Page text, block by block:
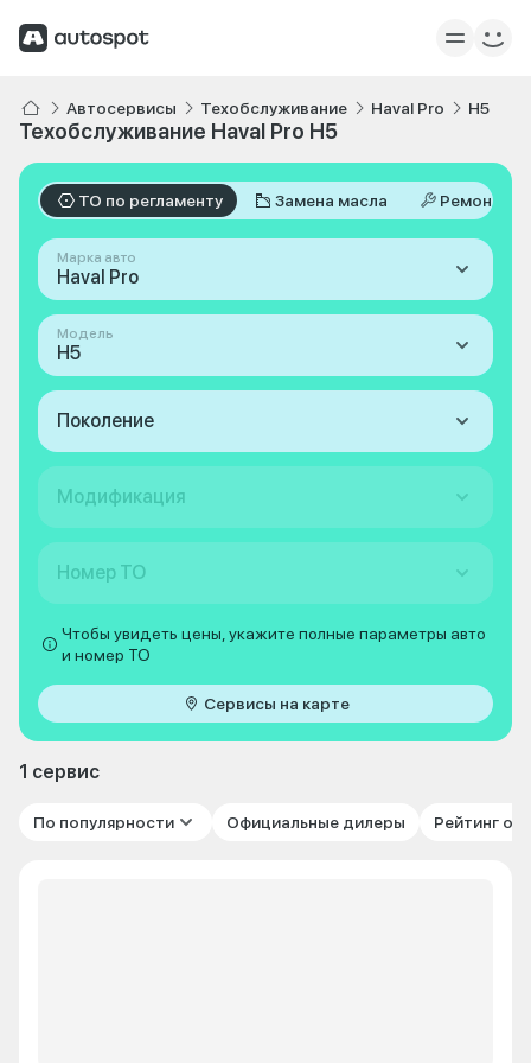
Автосервисы Техобслуживание Haval Pro H5
Техобслуживание Haval Pro H5
ТО по регламенту Замена масла Ремонт
Марка авто
Haval Pro
Модель
H5
Поколение
Модификация
Номер ТО
Чтобы увидеть цены, укажите полные параметры авто
и номер ТО
Сервисы на карте
1 сервис
По популярности Официальные дилеры Рейтинг